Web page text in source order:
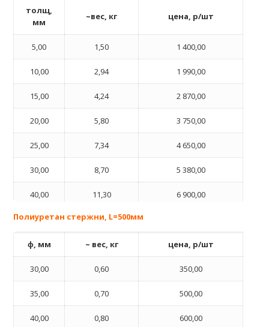
толщ,
мм
~вес, кг цена, р/шт
5,00 1,50 1 400,00
10,00 2,94 1 990,00
15,00 4,24 2 870,00
20,00 5,80 3 750,00
25,00 7,34 4 650,00
30,00 8,70 5 380,00
40,00 11,30 6 900,00
Полиуретан стержни, L=500мм
ɸ, мм ~ вес, кг цена, р/шт
30,00 0,60 350,00
35,00 0,70 500,00
40,00 0,80 600,00